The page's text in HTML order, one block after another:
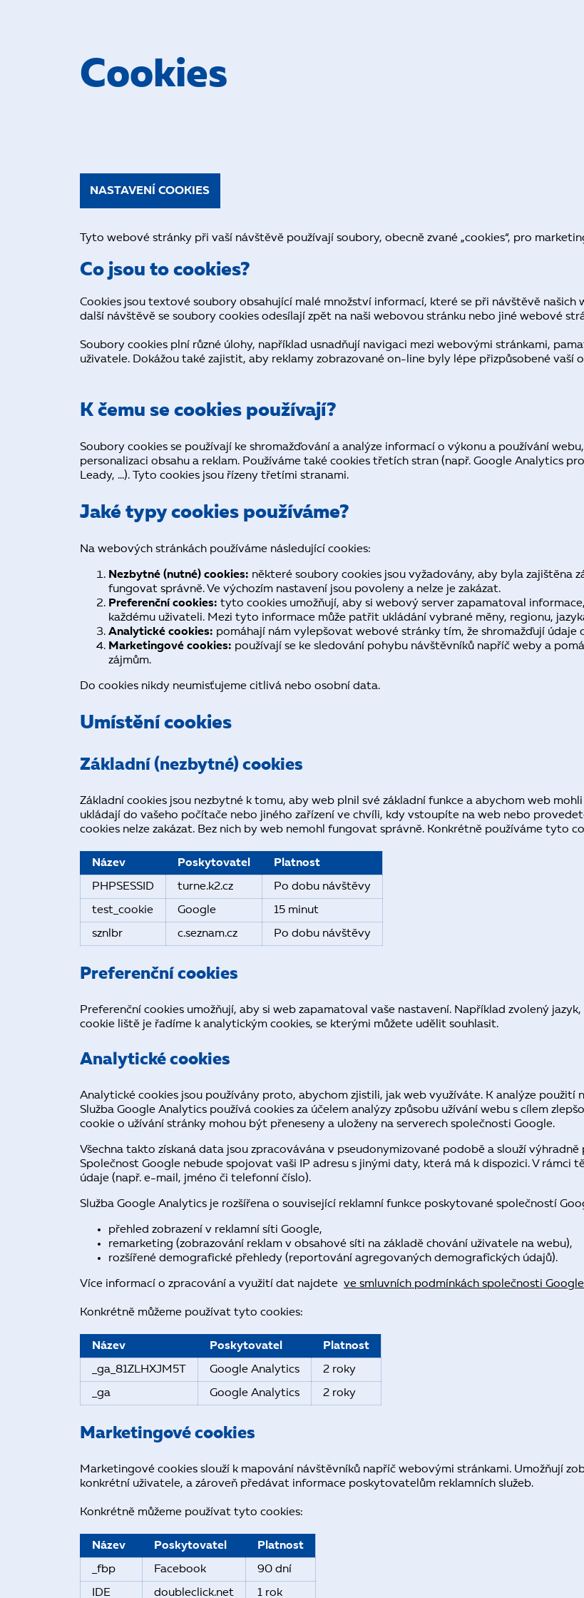
Cookies
NASTAVENÍ COOKIES
Tyto webové stránky při vaší návštěvě používají soubory, obecně zvané „cookies“, pro
Co jsou to cookies?
Cookies jsou textové soubory obsahující malé množství informací, které se při návštěvě našich
další návštěvě se soubory cookies odesílají zpět na naši webovou stránku nebo jiné webové
Soubory cookies plní různé úlohy, například usnadňují navigaci mezi webovými stránkami,
uživatele. Dokážou také zajistit, aby reklamy zobrazované on-line byly lépe přizpůsobené vaší
K čemu se cookies používají?
Soubory cookies se používají ke shromažďování a analýze informací o výkonu a používání
personalizaci obsahu a reklam. Používáme také cookies třetích stran (např. Google Analytics
Leady, …). Tyto cookies jsou řízeny třetími stranami.
Jaké typy cookies používáme?
Na webových stránkách používáme následující cookies:
Nezbytné (nutné) cookies: některé soubory cookies jsou vyžadovány, aby byla zajištěna
fungovat správně. Ve výchozím nastavení jsou povoleny a nelze je zakázat.
Preferenční cookies: tyto cookies umožňují, aby si webový server zapamatoval
každému uživateli. Mezi tyto informace může patřit ukládání vybrané měny, regionu,
Analytické cookies: pomáhají nám vylepšovat webové stránky tím, že shromažďují údaje
Marketingové cookies: používají se ke sledování pohybu návštěvníků napříč weby a
zájmům.
Do cookies nikdy neumisťujeme citlivá nebo osobní data.
Umístění cookies
Základní (nezbytné) cookies
Základní cookies jsou nezbytné k tomu, aby web plnil své základní funkce a abychom web
ukládají do vašeho počítače nebo jiného zařízení ve chvíli, kdy vstoupíte na web nebo
cookies nelze zakázat. Bez nich by web nemohl fungovat správně. Konkrétně používáme tyto
Název Poskytovatel Platnost
PHPSESSID turne.k2.cz Po dobu návštěvy
test_cookie Google 15 minut
sznlbr c.seznam.cz Po dobu návštěvy
Preferenční cookies
Preferenční cookies umožňují, aby si web zapamatoval vaše nastavení. Například zvolený
cookie liště je řadíme k analytickým cookies, se kterými můžete udělit souhlasit.
Analytické cookies
Analytické cookies jsou používány proto, abychom zjistili, jak web využíváte. K analýze použití
Služba Google Analytics používá cookies za účelem analýzy způsobu užívání webu s cílem
cookie o užívání stránky mohou být přeneseny a uloženy na serverech společnosti Google.
Všechna takto získaná data jsou zpracovávána v pseudonymizované podobě a slouží
Společnost Google nebude spojovat vaši IP adresu s jinými daty, která má k dispozici. V rámci
údaje (např. e-mail, jméno či telefonní číslo).
Služba Google Analytics je rozšířena o související reklamní funkce poskytované společností
přehled zobrazení v reklamní síti Google,
remarketing (zobrazování reklam v obsahové síti na základě chování uživatele na webu),
rozšířené demografické přehledy (reportování agregovaných demografických údajů).
Více informací o zpracování a využití dat najdete ve smluvních podmínkách společnosti Google
Konkrétně můžeme používat tyto cookies:
Název Poskytovatel Platnost
_ga_81ZLHXJM5T Google Analytics 2 roky
_ga Google Analytics 2 roky
Marketingové cookies
Marketingové cookies slouží k mapování návštěvníků napříč webovými stránkami. Umožňují
konkrétní uživatele, a zároveň předávat informace poskytovatelům reklamních služeb.
Konkrétně můžeme používat tyto cookies:
Název Poskytovatel Platnost
_fbp Facebook 90 dní
IDE doubleclick.net 1 rok